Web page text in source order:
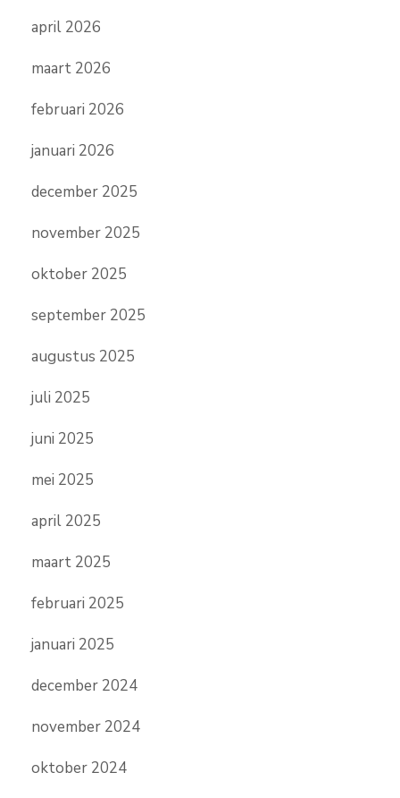
april 2026
maart 2026
februari 2026
januari 2026
december 2025
november 2025
oktober 2025
september 2025
augustus 2025
juli 2025
juni 2025
mei 2025
april 2025
maart 2025
februari 2025
januari 2025
december 2024
november 2024
oktober 2024